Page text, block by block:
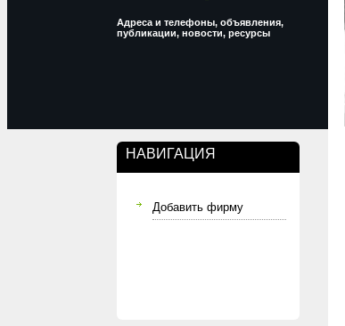
Адреса и телефоны, объявления,
публикации, новости, ресурсы
НАВИГАЦИЯ
Добавить фирму